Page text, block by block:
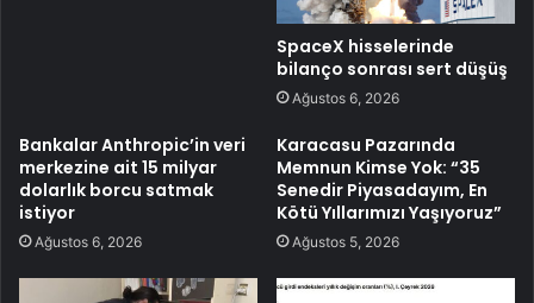
SpaceX hisselerinde
bilanço sonrası sert düşüş
Ağustos 6, 2026
Bankalar Anthropic’in veri
merkezine ait 15 milyar
dolarlık borcu satmak
istiyor
Ağustos 6, 2026
Karacasu Pazarında
Memnun Kimse Yok: “35
Senedir Piyasadayım, En
Kötü Yıllarımızı Yaşıyoruz”
Ağustos 5, 2026